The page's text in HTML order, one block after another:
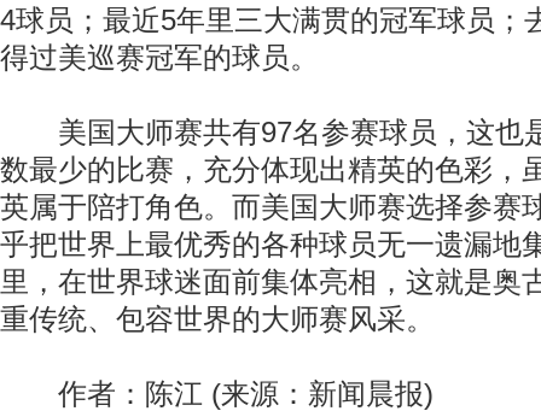
4球员；最近5年里三大满贯的冠军球员；
得过美巡赛冠军的球员。
美国大师赛共有97名参赛球员，这也
数最少的比赛，充分体现出精英的色彩，
英属于陪打角色。而美国大师赛选择参赛
乎把世界上最优秀的各种球员无一遗漏地
里，在世界球迷面前集体亮相，这就是奥
重传统、包容世界的大师赛风采。
作者：陈江 (来源：新闻晨报)